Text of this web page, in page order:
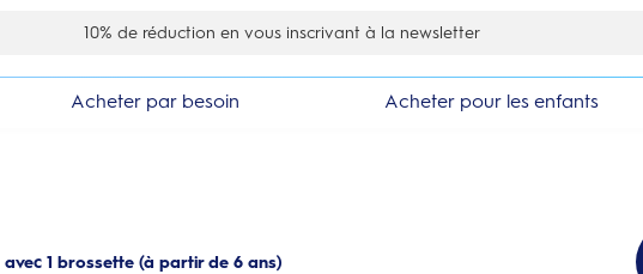
10% de réduction en vous inscrivant à la newsletter
Acheter par besoin Acheter pour les enfants
1 brossette (à partir de 6 ans)